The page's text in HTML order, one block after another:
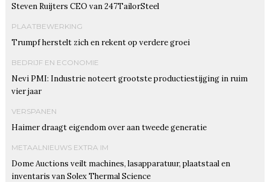
Steven Ruijters CEO van 247TailorSteel
PLAATBEWERKING
Trumpf herstelt zich en rekent op verdere groei
BEDRIJF EN ECONOMIE
Nevi PMI: Industrie noteert grootste productiestijging in ruim
vier jaar
VERSPANEN
Haimer draagt eigendom over aan tweede generatie
METAALNIEUWS EXTRA IM
Dome Auctions veilt machines, lasapparatuur, plaatstaal en
inventaris van Solex Thermal Science